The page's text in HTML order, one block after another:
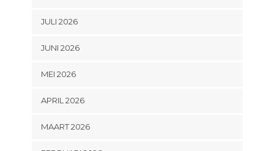
JULI 2026
JUNI 2026
MEI 2026
APRIL 2026
MAART 2026